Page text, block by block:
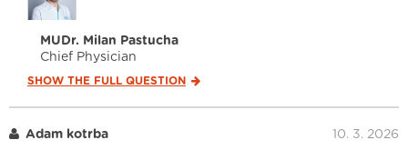
MUDr. Milan Pastucha
Chief Physician
SHOW THE FULL QUESTION
Adam kotrba 10. 3. 2026